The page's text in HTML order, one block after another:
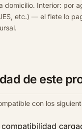
domicilio. Interior: por
etc.) — el flete lo
de este
con los